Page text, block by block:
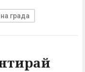
града